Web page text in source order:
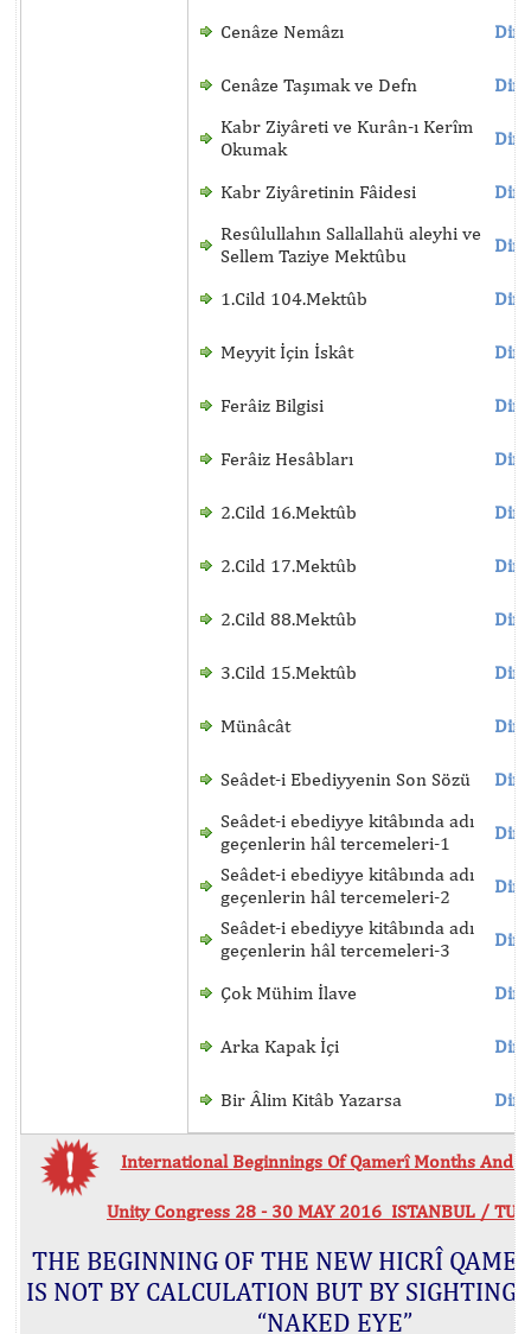
Cenâze Nemâzı
Cenâze Taşımak ve Defn
Kabr Ziyâreti ve Kurân-ı Kerîm
Okumak
Kabr Ziyâretinin Fâidesi
Resûlullahın Sallallahü aleyhi ve
Sellem Taziye Mektûbu
1.Cild 104.Mektûb
Meyyit İçin İskât
Ferâiz Bilgisi
Ferâiz Hesâbları
2.Cild 16.Mektûb
2.Cild 17.Mektûb
2.Cild 88.Mektûb
3.Cild 15.Mektûb
Münâcât
Seâdet-i Ebediyyenin Son Sözü
Seâdet-i ebediyye kitâbında adı
geçenlerin hâl tercemeleri-1
Seâdet-i ebediyye kitâbında adı
geçenlerin hâl tercemeleri-2
Seâdet-i ebediyye kitâbında adı
geçenlerin hâl tercemeleri-3
Çok Mühim İlave
Arka Kapak İçi
Bir Âlim Kitâb Yazarsa
International Beginnings Of Qamerî Months And
Unity Congress 28 - 30 MAY 2016 ISTANBUL /
THE BEGINNING OF THE NEW HICRÎ
IS NOT BY CALCULATION BUT BY
“NAKED EYE”